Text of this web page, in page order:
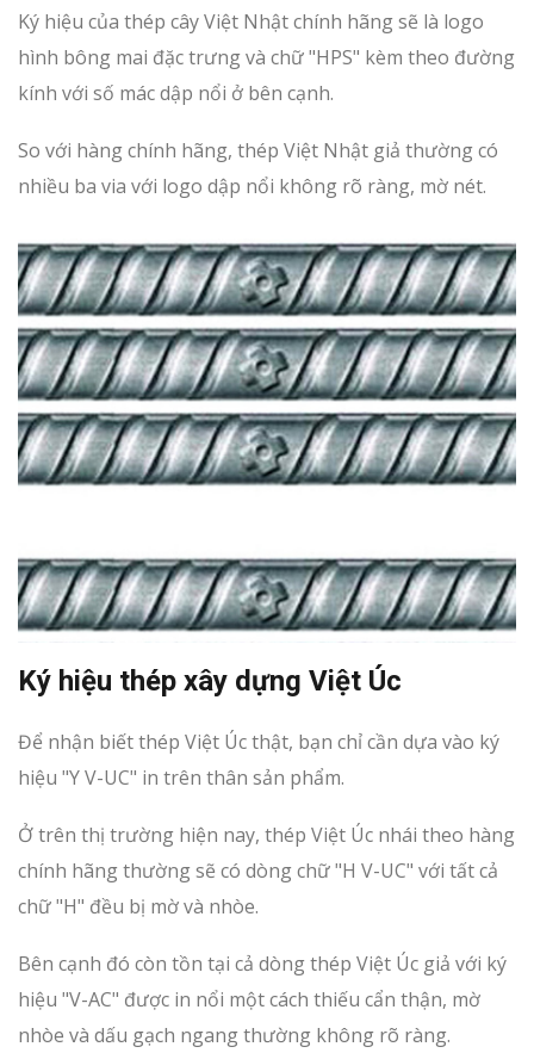
Ký hiệu của thép cây Việt Nhật chính hãng sẽ là logo
hình bông mai đặc trưng và chữ "HPS" kèm theo đường
kính với số mác dập nổi ở bên cạnh.
So với hàng chính hãng, thép Việt Nhật giả thường có
nhiều ba via với logo dập nổi không rõ ràng, mờ nét.
Ký hiệu thép xây dựng Việt Úc
Để nhận biết thép Việt Úc thật, bạn chỉ cần dựa vào ký
hiệu "Y V-UC" in trên thân sản phẩm.
Ở trên thị trường hiện nay, thép Việt Úc nhái theo hàng
chính hãng thường sẽ có dòng chữ "H V-UC" với tất cả
chữ "H" đều bị mờ và nhòe.
Bên cạnh đó còn tồn tại cả dòng thép Việt Úc giả với ký
hiệu "V-AC" được in nổi một cách thiếu cẩn thận, mờ
nhòe và dấu gạch ngang thường không rõ ràng.